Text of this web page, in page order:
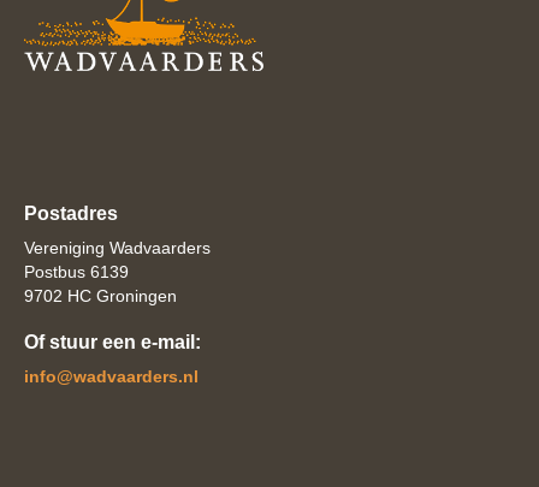
Postadres
Vereniging Wadvaarders
Postbus 6139
9702 HC Groningen
Of stuur een e-mail:
ofni@wadvaarders.nl